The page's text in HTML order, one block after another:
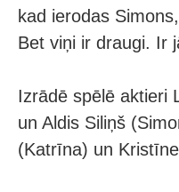
kad ierodas
Bet viņi ir draugi. Ir
Izrādē spēlē aktieri
un Aldis Siliņš
(Katrīna) un